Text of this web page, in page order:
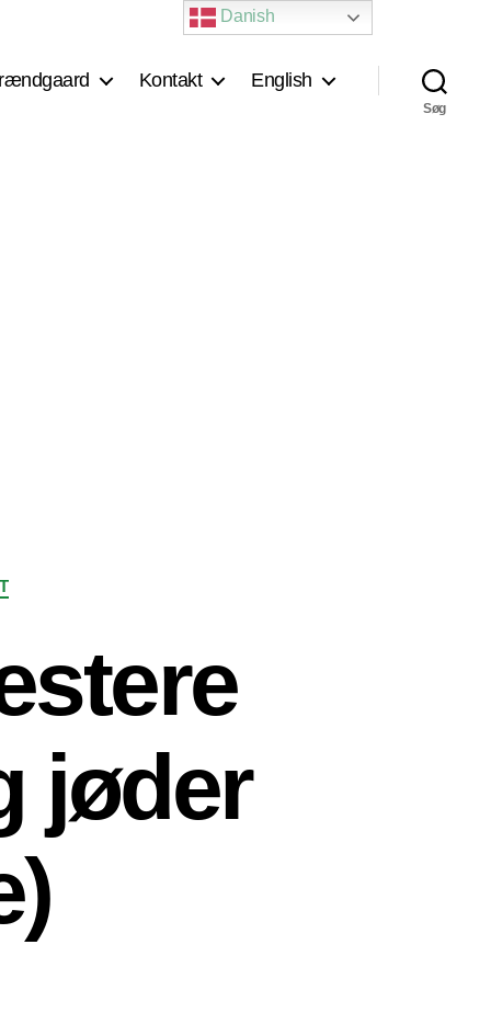
Kontakt English
Søg
jøder
Danish